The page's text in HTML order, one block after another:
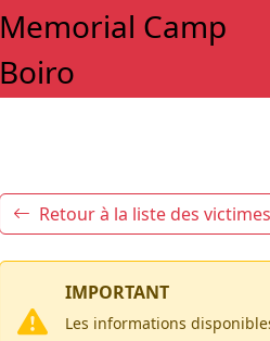
Memorial Camp
Boiro
Retour à la liste des victimes
IMPORTANT
Les informations